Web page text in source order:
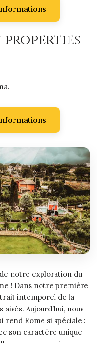
notre exploration du
! Dans notre première
intemporel de la
Aujourd’hui, nous
rend Rome si spéciale :
son caractère unique